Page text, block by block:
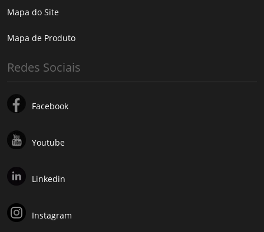
Mapa do Site
Mapa de Produto
Redes Sociais
Facebook
Youtube
Linkedin
Instagram